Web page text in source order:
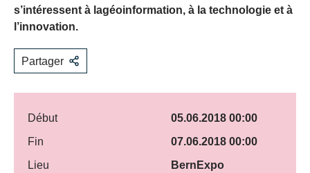
s’intéressent à lagéoinformation, à la technologie et à
l’innovation.
Partager
Début
05.06.2018 00:00
Fin
07.06.2018 00:00
Lieu
BernExpo